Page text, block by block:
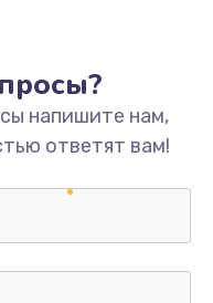
напишите нам,
ответят вам!